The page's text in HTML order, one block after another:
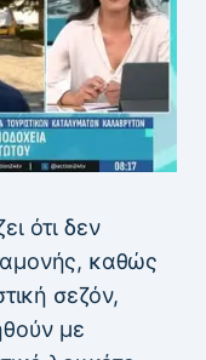
ότι δεν
καθώς
σεζόν,
με